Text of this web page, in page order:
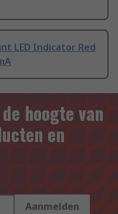
LED Indicator Red
hoogte van
en
Aanmelden